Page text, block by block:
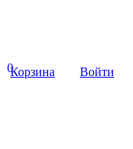
0Корзина Войти